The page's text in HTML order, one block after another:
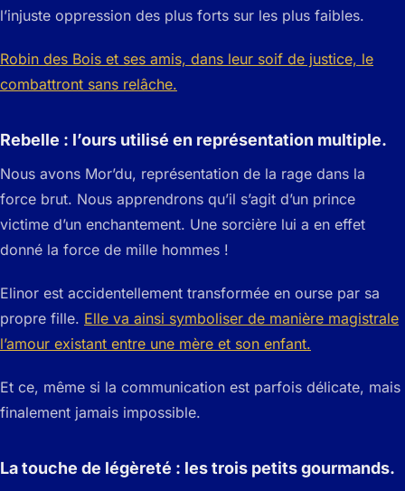
l’injuste oppression des plus forts sur les plus faibles.
Robin des Bois et ses amis, dans leur soif de justice, le
combattront sans relâche.
Rebelle : l’ours utilisé en représentation multiple.
Nous avons Mor’du, représentation de la rage dans la
force brut. Nous apprendrons qu’il s’agit d’un prince
victime d’un enchantement. Une sorcière lui a en effet
donné la force de mille hommes !
Elinor est accidentellement transformée en ourse par sa
propre fille. Elle va ainsi symboliser de manière magistrale
l’amour existant entre une mère et son enfant.
Et ce, même si la communication est parfois délicate, mais
finalement jamais impossible.
La touche de légèreté : les trois petits gourmands.